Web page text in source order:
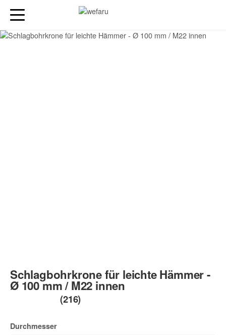
Schlagbohrkrone für leichte Hämmer -
Ø 100 mm / M22 innen
(216)
Durchmesser